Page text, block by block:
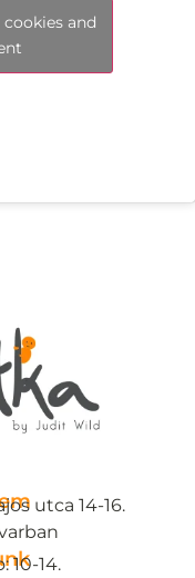
and
utca 14-16.
10-14.